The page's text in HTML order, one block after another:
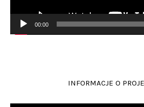
00:00
INFORMACJE O